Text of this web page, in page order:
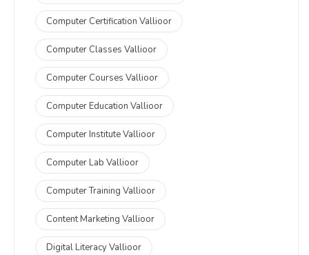
Computer Certification Vallioor
Computer Classes Vallioor
Computer Courses Vallioor
Computer Education Vallioor
Computer Institute Vallioor
Computer Lab Vallioor
Computer Training Vallioor
Content Marketing Vallioor
Digital Literacy Vallioor